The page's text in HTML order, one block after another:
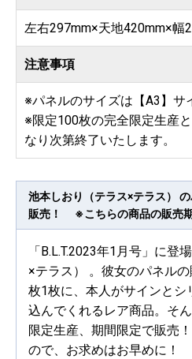
左右297mm×天地420mm×幅
注意事項
※パネルのサイズは【A3】サ
※限定100枚の完全限定生産
なり次第終了いたします。
池本しおり（テラス×テラス）
販売！ ※こちらの商品の販売期
「B.L.T.2023年1月号」に登
×テラス） 。彼女のパネル
枚1枚に、本人がサインとシ
込んでくれるレア商品。そ
限定生産、期間限定で販売
ので、お求めはお早めに！